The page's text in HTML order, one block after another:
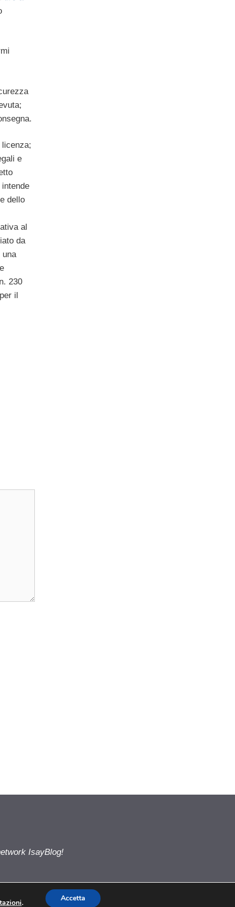
e
dello
al
da
una
230
il
IsayBlog!
. Accetta